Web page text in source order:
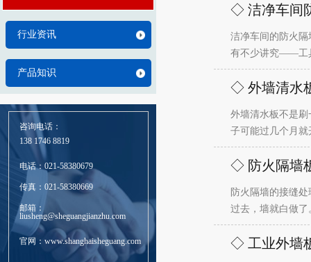
行业资讯
产品知识
咨询电话：
138 1746 8819
电话：021-58380679
传真：021-58380669
邮箱：
liusheng@sheguangjianzhu.com
官网：www.shanghaisheguang.com
◇ 洁净车间
洁净车间的防火
有不少讲究——工
◇ 外墙清水
外墙清水板不是
子可能过几个月
◇ 防火隔墙
防火隔墙的接缝
过去，墙就白做
◇ 工业外墙